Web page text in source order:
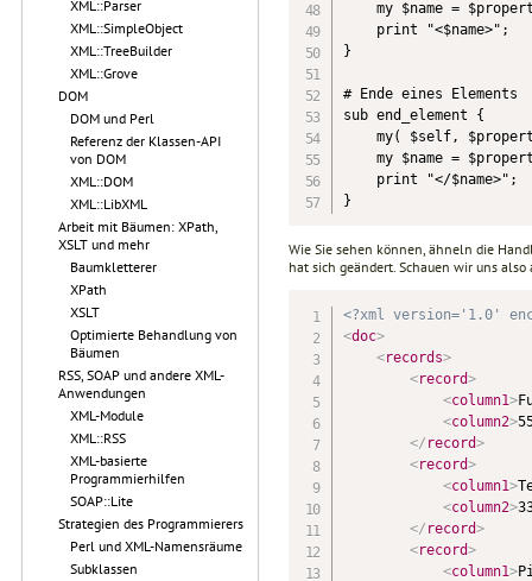
XML::Parser
XML::SimpleObject
XML::TreeBuilder
XML::Grove
DOM
DOM und Perl
Referenz der Klassen-API
von DOM
XML::DOM
XML::LibXML
Arbeit mit Bäumen: XPath,
XSLT und mehr
Baumkletterer
XPath
XSLT
Optimierte Behandlung von
Bäumen
RSS, SOAP und andere XML-
Anwendungen
XML-Module
XML::RSS
XML-basierte
Programmierhilfen
SOAP::Lite
Strategien des Programmierers
Perl und XML-Namensräume
Subklassen
my $name =
    print "<$name>";
}
# Ende eines Elements
sub end_element {
my( $self,
my $name =
    print "</$name>";
}
Wie Sie sehen können, ähneln die
hat sich geändert. Schauen wir uns
<?xml version='1.0'
<doc>
<records>
<record>
<column1>
<column2>
</ record>
<record>
<column1>
<column2>
</ record>
<record>
<column1>